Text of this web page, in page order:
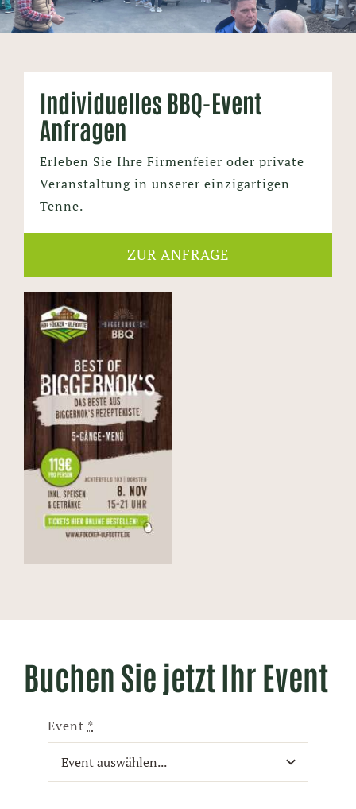
Individuelles BBQ-Event
Anfragen
Erleben Sie Ihre Firmenfeier oder private
Veranstaltung in unserer einzigartigen
Tenne.
ZUR ANFRAGE
Buchen Sie jetzt Ihr Event
Event *